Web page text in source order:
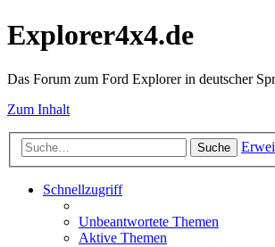
Explorer4x4.de
Das Forum zum Ford Explorer in deutscher
Zum Inhalt
Suche
Schnellzugriff
Unbeantwortete Themen
Aktive Themen